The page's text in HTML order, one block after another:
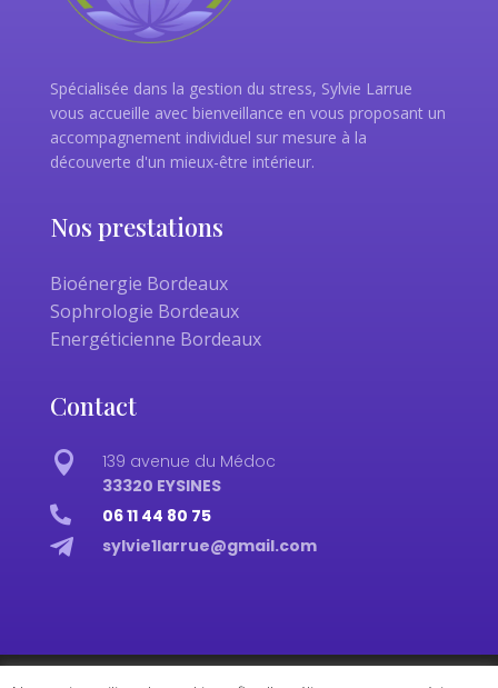
Spécialisée dans la gestion du stress, Sylvie Larrue
vous accueille avec bienveillance en vous proposant un
accompagnement individuel sur mesure à la
découverte d'un mieux-être intérieur.
Nos prestations
Bioénergie Bordeaux
Sophrologie Bordeaux
Energéticienne Bordeaux
Contact

139 avenue du Médoc
33320 EYSINES
 06 11 44 80 75
 sylvie1larrue@gmail.com
© 2023 – Restez focus sur votre métier, le reste